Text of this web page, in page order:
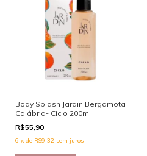
Body Splash Jardin Bergamota
Calábria- Ciclo 200ml
R$55,90
6 x de R$9,32 sem juros